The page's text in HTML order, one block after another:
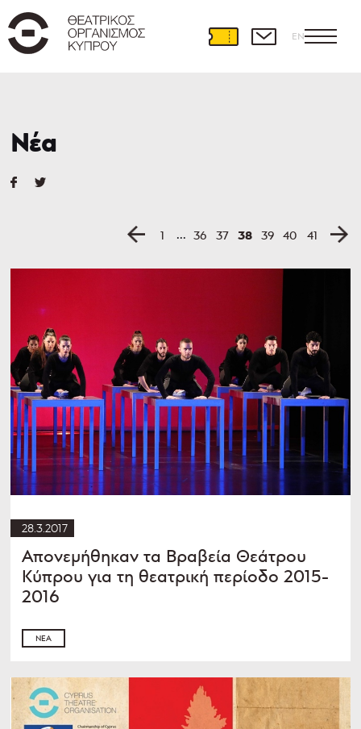
EN
Νέα
1 ... 36 37 38 39 40 41
28.3.2017
Απονεμήθηκαν τα Βραβεία Θεάτρου
Κύπρου για τη θεατρική περίοδο 2015-
2016
ΝΈΑ